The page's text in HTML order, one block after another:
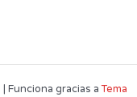
Funciona gracias aTema